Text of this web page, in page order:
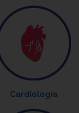
Cardiología